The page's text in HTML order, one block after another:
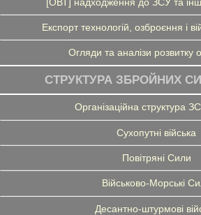
Експорт технологій, озброєння і
Огляди та аналізи розвитку
СТРУКТУРА ЗБРОЙНИХ
Організаційна структура
Сухопутні війська
Повітряні Сили
Військово-Морські
Десантно-штурмові